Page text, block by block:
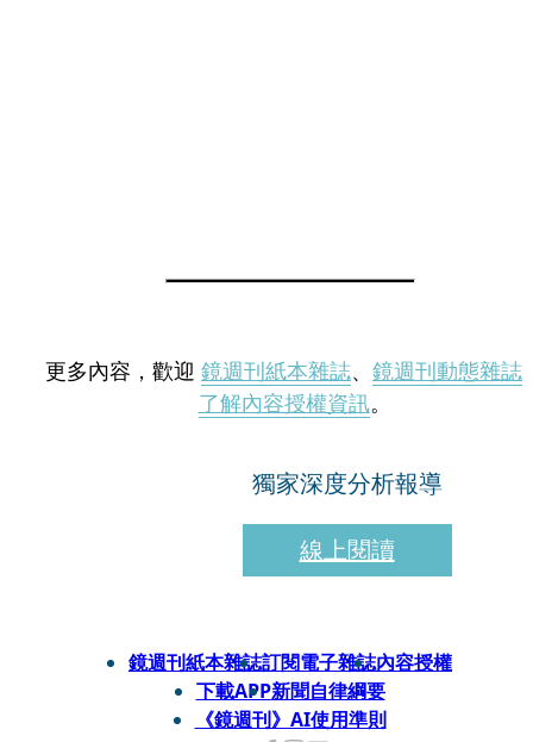
更多內容，歡迎 鏡週刊紙本雜誌、 鏡週刊動態雜誌
了解內容授權資訊。
獨家深度分析報導
線上閱讀
鏡週刊紙本雜誌訂閱電子雜誌內容授權
下載APP新聞自律綱要
《鏡週刊》AI使用準則